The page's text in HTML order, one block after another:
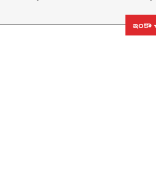
ఇంకా